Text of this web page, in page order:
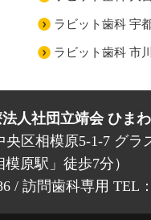
ラビット歯科 宇
ラビット歯科 市
人社団立靖会 ひま
区相模原5-1-7 グラ
原駅」徒歩7分）
/ 訪問歯科専用 TEL